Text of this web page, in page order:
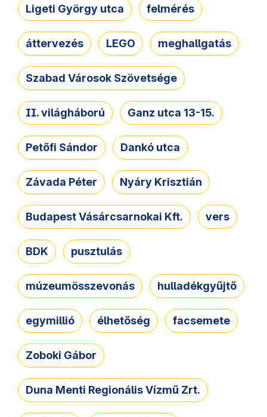
Ligeti György utca felmérés
áttervezés LEGO meghallgatás
Szabad Városok Szövetsége
II. világháború Ganz utca 13-15.
Petőfi Sándor Dankó utca
Závada Péter Nyáry Krisztián
Budapest Vásárcsarnokai Kft. vers
BDK pusztulás
múzeumösszevonás hulladékgyűjtő
egymillió élhetőség facsemete
Zoboki Gábor
Duna Menti Regionális Vízmű Zrt.